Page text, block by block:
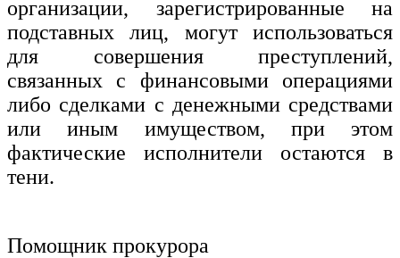
организации, зарегистрированные на
подставных лиц, могут использоваться
для совершения преступлений,
связанных с финансовыми операциями
либо сделками с денежными средствами
или иным имуществом, при этом
фактические исполнители остаются в
тени.
Помощник прокурора